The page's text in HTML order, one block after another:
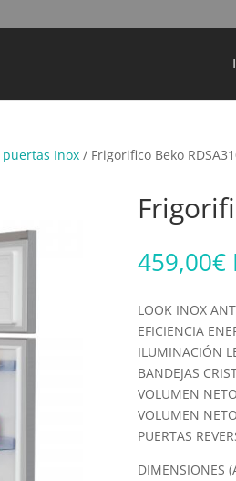
Inox / Frigorifico Beko
459,00€
LOOK INOX
EFICIENCIA
ILUMINACIÓN
BANDEJAS
VOLUMEN
VOLUMEN
PUERTAS
DIMENSIONES